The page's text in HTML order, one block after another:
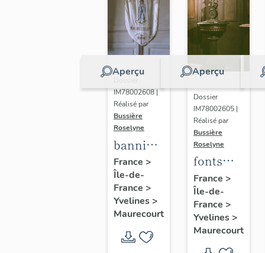
Aperçu
IM78002608 |
Réalisé par
Bussière
Roselyne
bannière
de
procession
de la
congrégation
des
Enfants
France >
Île-de-
France >
Yvelines>
Maurecourt
Aperçu
Dossier
IM78002605 |
Réalisé par
Bussière
Roselyne
fonts
baptismaux
n°1
France >
Île-de-
France >
Yvelines>
Maurecourt